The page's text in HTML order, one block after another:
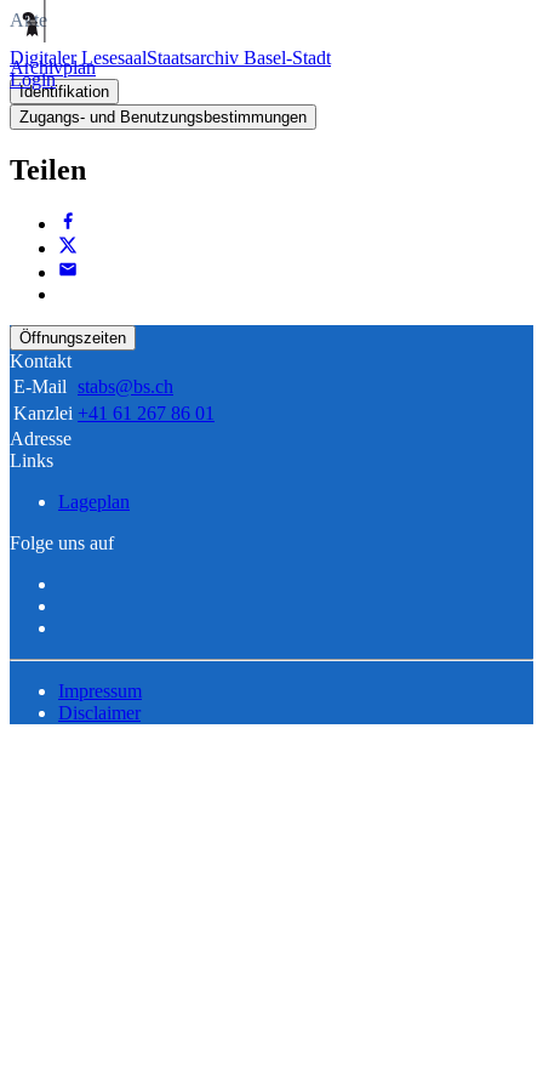
Digitaler LesesaalStaatsarchiv Basel-Stadt
Login
Akte
Archivplan
Identifikation
Zugangs- und Benutzungsbestimmungen
Teilen
Öffnungszeiten
Kontakt
E-Mail stabs@bs.ch
Kanzlei +41 61 267 86 01
Adresse
Links
Lageplan
Folge uns auf
Impressum
Disclaimer